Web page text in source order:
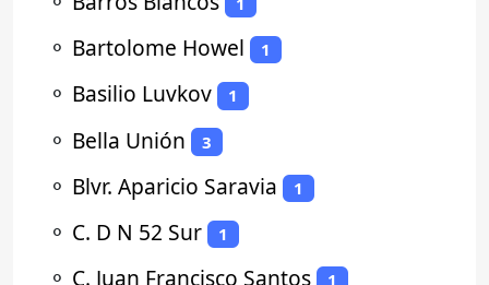
⚬ Bartolome Howel 1
⚬ Basilio Luvkov 1
⚬ Bella Unión 3
⚬ Blvr. Aparicio Saravia 1
⚬ C. D N 52 Sur 1
⚬ C. Juan Francisco Santos 1